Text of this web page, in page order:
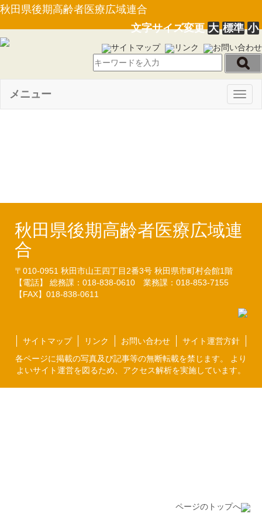
秋田県後期高齢者医療広域連合
文字サイズ変更大 標準 小
サイトマップ リンク お問い合わせ
メニュー
ページのトップへ
秋田県後期高齢者医療広域連
合
〒010-0951 秋田市山王四丁目2番3号 秋田県市町村会館1階
【電話】 総務課：018-838-0610 業務課：018-853-7155
【FAX】018-838-0611
サイトマップ リンク お問い合わせ
サイト運営方針
各ページに掲載の写真及び記事等の無断転載を禁じます。 より
よいサイト運営を図るため、アクセス解析を実施しています。